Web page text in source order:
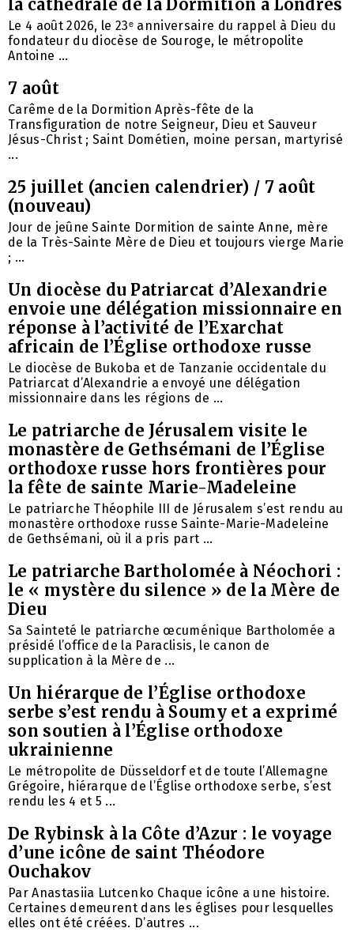
la cathédrale de la Dormition à Londres
Le 4 août 2026, le 23ᵉ anniversaire du rappel à Dieu du
fondateur du diocèse de Souroge, le métropolite
Antoine ...
7 août
Carême de la Dormition Après-fête de la
Transfiguration de notre Seigneur, Dieu et Sauveur
Jésus-Christ ; Saint Dométien, moine persan, martyrisé
...
25 juillet (ancien calendrier) / 7 août
(nouveau)
Jour de jeûne Sainte Dormition de sainte Anne, mère
de la Très-Sainte Mère de Dieu et toujours vierge Marie
; ...
Un diocèse du Patriarcat d’Alexandrie
envoie une délégation missionnaire en
réponse à l’activité de l’Exarchat
africain de l’Église orthodoxe russe
Le diocèse de Bukoba et de Tanzanie occidentale du
Patriarcat d’Alexandrie a envoyé une délégation
missionnaire dans les régions de ...
Le patriarche de Jérusalem visite le
monastère de Gethsémani de l’Église
orthodoxe russe hors frontières pour
la fête de sainte Marie-Madeleine
Le patriarche Théophile III de Jérusalem s’est rendu au
monastère orthodoxe russe Sainte-Marie-Madeleine
de Gethsémani, où il a pris part ...
Le patriarche Bartholomée à Néochori :
le « mystère du silence » de la Mère de
Dieu
Sa Sainteté le patriarche œcuménique Bartholomée a
présidé l’office de la Paraclisis, le canon de
supplication à la Mère de ...
Un hiérarque de l’Église orthodoxe
serbe s’est rendu à Soumy et a exprimé
son soutien à l’Église orthodoxe
ukrainienne
Le métropolite de Düsseldorf et de toute l’Allemagne
Grégoire, hiérarque de l’Église orthodoxe serbe, s’est
rendu les 4 et 5 ...
De Rybinsk à la Côte d’Azur : le voyage
d’une icône de saint Théodore
Ouchakov
Par Anastasiia Lutcenko Chaque icône a une histoire.
Certaines demeurent dans les églises pour lesquelles
elles ont été créées. D’autres ...